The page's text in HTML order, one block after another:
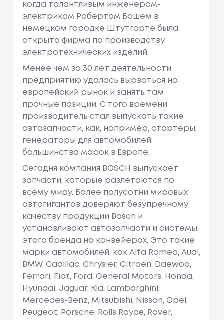
когда талантливым инженером-
электриком Робертом Бошем в
немецком городке Штутгарте была
открыта фирма по производству
электротехнических изделий.
Менее чем за 30 лет деятельности
предприятию удалось вырваться на
европейский рынок и занять там
прочные позиции. С того времени
производитель стал выпускать такие
автозапчасти, как, например, cтартеры,
генераторы для автомобилей
большинства марок в Европе.
Сегодня компания BOSCH выпускает
запчасти, которые разлетаются по
всему миру. Более полусотни мировых
автогигантов доверяют безупречному
качеству продукции Bosch и
устанавливают автозапчасти и системы
этого бренда на конвейерах. Это такие
марки автомобилей, как Alfa Romeo, Audi,
BMW, Cadillac, Chrysler, Citroеn, Daewoo,
Ferrari, Fiat, Ford, General Motors, Honda,
Hyundai, Jaguar, Kia, Lamborghini,
Mercedes-Benz, Mitsubishi, Nissan, Opel,
Peugeot, Porsche, Rolls Royce, Rover,